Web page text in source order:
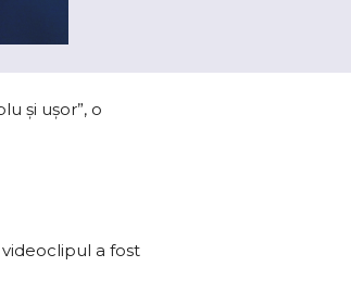
și ușor”, o
videoclipul a fost